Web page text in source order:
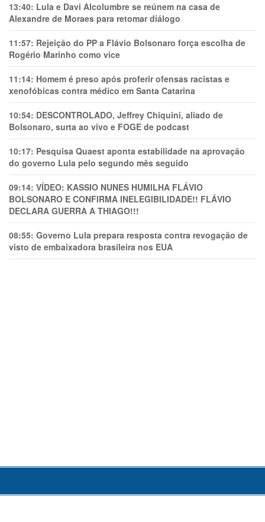
13:40: Lula e Davi Alcolumbre se reúnem na casa de
Alexandre de Moraes para retomar diálogo
11:57: Rejeição do PP a Flávio Bolsonaro força escolha de
Rogério Marinho como vice
11:14: Homem é preso após proferir ofensas racistas e
xenofóbicas contra médico em Santa Catarina
10:54: DESCONTROLADO, Jeffrey Chiquini, aliado de
Bolsonaro, surta ao vivo e FOGE de podcast
10:17: Pesquisa Quaest aponta estabilidade na aprovação
do governo Lula pelo segundo mês seguido
09:14: VÍDEO: KASSIO NUNES HUMlLHA FLÁVIO
BOLSONARO E CONFIRMA INELEGIBILIDADE!! FLÁVIO
DECLARA GUERRA A THIAGO!!!
08:55: Governo Lula prepara resposta contra revogação de
visto de embaixadora brasileira nos EUA